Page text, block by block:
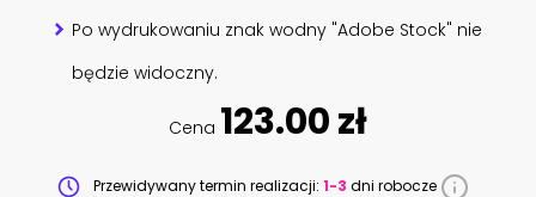
Po wydrukowaniu znak wodny "Adobe Stock" nie
będzie widoczny.
Cena 123.00 zł
Przewidywany termin realizacji: 1-3 dni robocze